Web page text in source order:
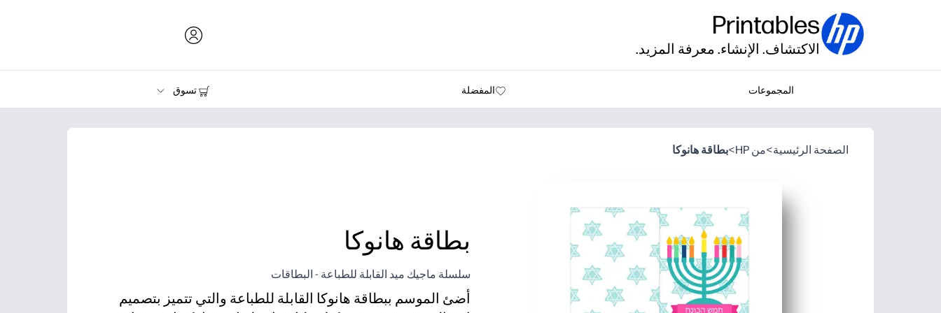
Printables
الاكتشاف. الإنشاء. معرفة المزيد.
المجموعات المفضلة
تسوق
الطابعات
الصفحة الرئيسية>من HP >بطاقة هانوكا
بطاقة هانوكا
سلسلة ماجيك ميد القابلة للطباعة - البطاقات
أضئ الموسم ببطاقة هانوكا القابلة للطباعة والتي تتميز بتصميم